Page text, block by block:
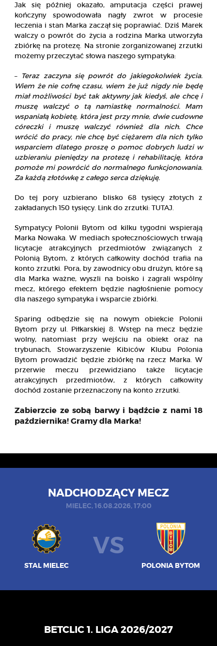
Jak się później okazało, amputacja części prawej
kończyny spowodowała nagły zwrot w procesie
leczenia i stan Marka zaczął się poprawiać. Dziś Marek
walczy o powrót do życia a rodzina Marka utworzyła
zbiórkę na protezę. Na stronie zorganizowanej zrzutki
możemy przeczytać słowa naszego sympatyka:
– Teraz zaczyna się powrót do jakiegokolwiek życia.
Wiem że nie cofnę czasu, wiem że już nigdy nie będę
miał możliwości być tak aktywny jak kiedyś, ale chcę i
muszę walczyć o tą namiastkę normalności. Mam
wspaniałą kobietę, która jest przy mnie, dwie cudowne
córeczki i muszę walczyć również dla nich. Chce
wrócić do pracy, nie chcę być ciężarem dla nich tylko
wsparciem dlatego proszę o pomoc dobrych ludzi w
uzbieraniu pieniędzy na protezę i rehabilitację, która
pomoże mi powrócić do normalnego funkcjonowania.
Za każdą złotówkę z całego serca dziękuję.
Do tej pory uzbierano blisko 68 tysięcy złotych z
zakładanych 150 tysięcy. Link do zrzutki: TUTAJ.
Sympatycy Polonii Bytom od kilku tygodni wspierają
Marka Nowaka. W mediach społecznościowych trwają
licytacje atrakcyjnych przedmiotów związanych z
Polonią Bytom, z których całkowity dochód trafia na
konto zrzutki. Pora, by zawodnicy obu drużyn, które są
dla Marka ważne, wyszli na boisko i zagrali wspólny
mecz, którego efektem będzie nagłośnienie pomocy
dla naszego sympatyka i wsparcie zbiórki.
Sparing odbędzie się na nowym obiekcie Polonii
Bytom przy ul. Piłkarskiej 8. Wstęp na mecz będzie
wolny, natomiast przy wejściu na obiekt oraz na
trybunach, Stowarzyszenie Kibiców Klubu Polonia
Bytom prowadzić będzie zbiórkę na rzecz Marka. W
przerwie meczu przewidziano także licytacje
atrakcyjnych przedmiotów, z których całkowity
dochód zostanie przeznaczony na konto zrzutki.
Zabierzcie ze sobą barwy i bądźcie z nami 18
października! Gramy dla Marka!
NADCHODZĄCY MECZ
MIELEC, 16.08.2026, 17:00
STAL MIELEC
VS
POLONIA BYTOM
BETCLIC 1. LIGA 2026/2027